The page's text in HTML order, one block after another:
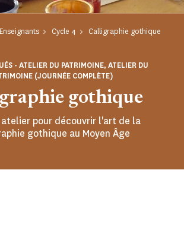
Enseignants Cycle 4 Calligraphie gothique
gothique
- ATELIER DU PATRIMOINE, ATELIER DU
(JOURNÉE COMPLÈTE)
pour découvrir l'art de la
gothique au Moyen Âge